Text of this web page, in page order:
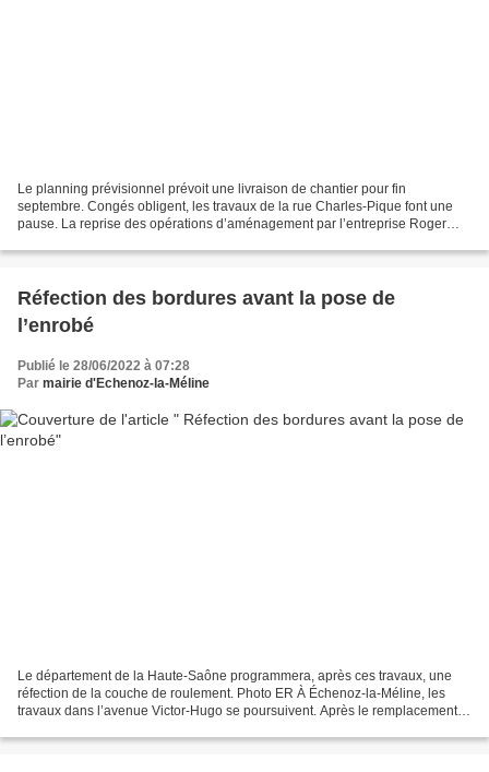
Le planning prévisionnel prévoit une livraison de chantier pour fin
septembre. Congés obligent, les travaux de la rue Charles-Pique font une
pause. La reprise des opérations d’aménagement par l’entreprise Roger
Réfection des bordures avant la pose de
l’enrobé
Publié le 28/06/2022 à 07:28
Par mairie d'Echenoz-la-Méline
Le département de la Haute-Saône programmera, après ces travaux, une
réfection de la couche de roulement. Photo ER À Échenoz-la-Méline, les
travaux dans l’avenue Victor-Hugo se poursuivent. Après le remplacement